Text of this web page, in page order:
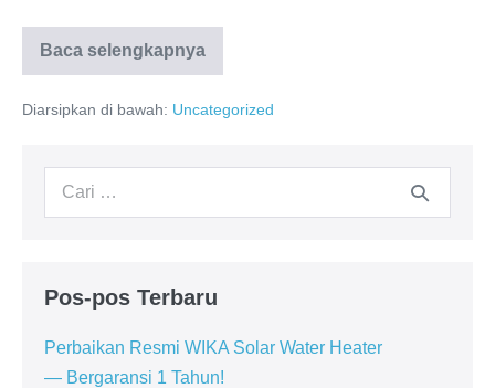
Baca selengkapnya
WIKA
Bintaro:
Pemanas
Diarsipkan di bawah: Uncategorized
Pencarian
Pos-pos Terbaru
Perbaikan Resmi WIKA Solar Water Heater
— Bergaransi 1 Tahun!